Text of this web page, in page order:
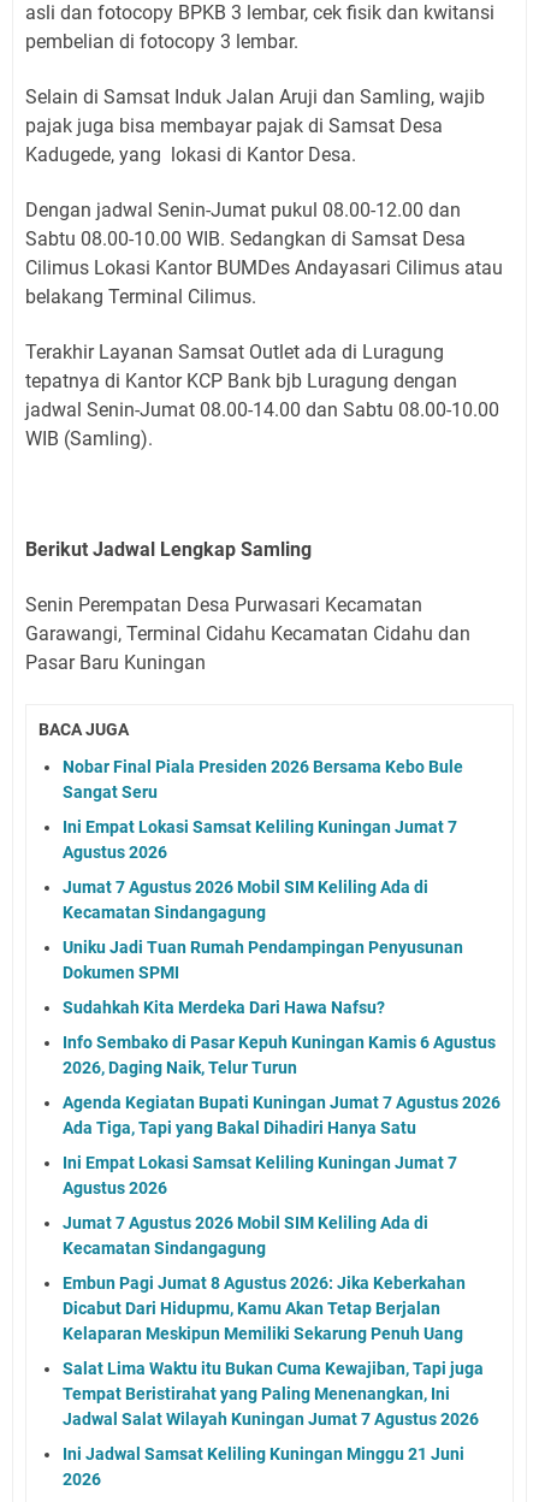
asli dan fotocopy BPKB 3 lembar, cek fisik dan kwitansi
pembelian di fotocopy 3 lembar.
Selain di Samsat Induk Jalan Aruji dan Samling, wajib
pajak juga bisa membayar pajak di Samsat Desa
Kadugede, yang lokasi di Kantor Desa.
Dengan jadwal Senin-Jumat pukul 08.00-12.00 dan
Sabtu 08.00-10.00 WIB. Sedangkan di Samsat Desa
Cilimus Lokasi Kantor BUMDes Andayasari Cilimus atau
belakang Terminal Cilimus.
Terakhir Layanan Samsat Outlet ada di Luragung
tepatnya di Kantor KCP Bank bjb Luragung dengan
jadwal Senin-Jumat 08.00-14.00 dan Sabtu 08.00-10.00
WIB (Samling).
Berikut Jadwal Lengkap Samling
Senin Perempatan Desa Purwasari Kecamatan
Garawangi, Terminal Cidahu Kecamatan Cidahu dan
Pasar Baru Kuningan
BACA JUGA
Nobar Final Piala Presiden 2026 Bersama Kebo Bule
Sangat Seru
Ini Empat Lokasi Samsat Keliling Kuningan Jumat 7
Agustus 2026
Jumat 7 Agustus 2026 Mobil SIM Keliling Ada di
Kecamatan Sindangagung
Uniku Jadi Tuan Rumah Pendampingan Penyusunan
Dokumen SPMI
Sudahkah Kita Merdeka Dari Hawa Nafsu?
Info Sembako di Pasar Kepuh Kuningan Kamis 6 Agustus
2026, Daging Naik, Telur Turun
Agenda Kegiatan Bupati Kuningan Jumat 7 Agustus 2026
Ada Tiga, Tapi yang Bakal Dihadiri Hanya Satu
Ini Empat Lokasi Samsat Keliling Kuningan Jumat 7
Agustus 2026
Jumat 7 Agustus 2026 Mobil SIM Keliling Ada di
Kecamatan Sindangagung
Embun Pagi Jumat 8 Agustus 2026: Jika Keberkahan
Dicabut Dari Hidupmu, Kamu Akan Tetap Berjalan
Kelaparan Meskipun Memiliki Sekarung Penuh Uang
Salat Lima Waktu itu Bukan Cuma Kewajiban, Tapi juga
Tempat Beristirahat yang Paling Menenangkan, Ini
Jadwal Salat Wilayah Kuningan Jumat 7 Agustus 2026
Ini Jadwal Samsat Keliling Kuningan Minggu 21 Juni
2026